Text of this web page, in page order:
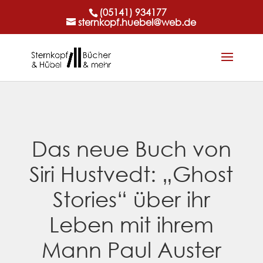
(05141) 934177
sternkopf.huebel@web.de
Das neue Buch von
Siri Hustvedt: „Ghost
Stories“ über ihr
Leben mit ihrem
Mann Paul Auster